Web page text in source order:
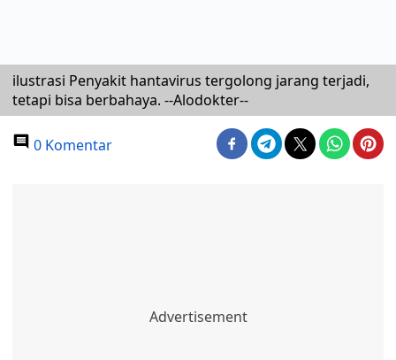
ilustrasi Penyakit hantavirus tergolong jarang terjadi,
tetapi bisa berbahaya. --Alodokter--
0 Komentar